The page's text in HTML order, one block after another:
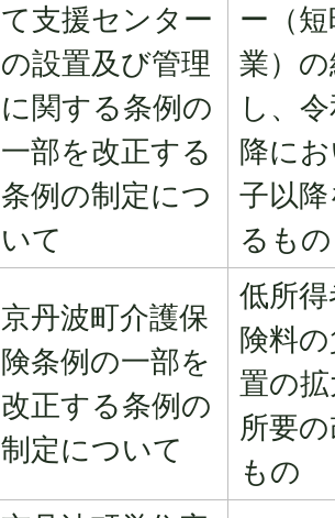
て支援センター
の設置及び管理
に関する条例の
一部を改正する
条例の制定につ
いて
ー（
業）
し、
降に
子以
るもの
京丹波町介護保
険条例の一部を
改正する条例の
制定について
低所
険料
置の
所要
もの